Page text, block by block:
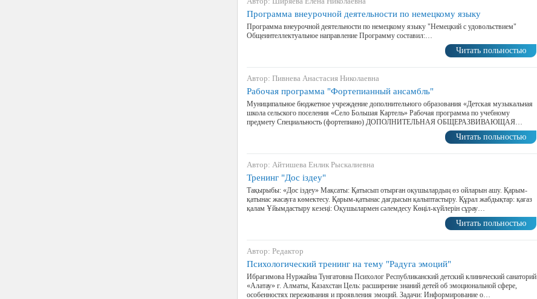
Программа внеурочной деятельности по немецкому языку
Программа внеурочной деятельности по немецкому языку "Немецкий с удовольствием"
Общеинтеллектуальное направление Программу составил:…
Читать польностью
Автор: Пивнева Анастасия Николаевна
Рабочая программа "Фортепианный ансамбль"
Муниципальное бюджетное учреждение дополнительного образования «Детская музыкальная
школа сельского поселения «Село Большая Картель» Рабочая программа по учебному
предмету Специальность (фортепиано) ДОПОЛНИТЕЛЬНАЯ ОБЩЕРАЗВИВАЮЩАЯ…
Читать польностью
Автор: Айтишева Енлик Рыскалиевна
Тренинг "Дос іздеу"
Тақырыбы: «Дос іздеу» Мақсаты: Қатысып отырған оқушылардың өз ойларын ашу. Қарым-
қатынас жасауға көмектесу. Қарым-қатынас дағдысын қалыптастыру. Құрал жабдықтар: қағаз
қалам Ұйымдастыру кезеңі: Оқушылармен сәлемдесу Көңіл-күйлерін сұрау…
Читать польностью
Автор: Редактор
Психологический тренинг на тему "Радуга эмоций"
Ибрагимова Нуржайна Тунгатовна Психолог Республиканский детский клинический санаторий
«Алатау» г. Алматы, Казахстан Цель: расширение знаний детей об эмоциональной сфере,
особенностях переживания и проявления эмоций. Задачи: Информирование о…